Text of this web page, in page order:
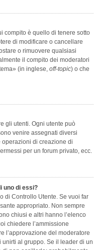
compito è quello di tenere sotto
di modificare o cancellare
o rimuovere qualsiasi
il compito dei moderatori
(in inglese, off-topic) o che
gli utenti. Ogni utente può
venire assegnati diversi
operazioni di creazione di
per un forum privato, ecc.
uno di essi?
di Controllo Utente. Se vuoi far
appropriato. Non sempre
chiusi e altri hanno l’elenco
chiedere l’ammissione
l’approvazione del moderatore
al gruppo. Se il leader di un